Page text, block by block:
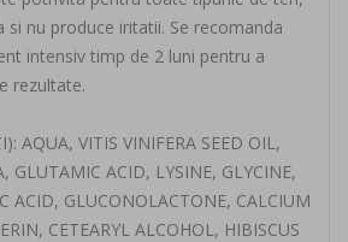
si nu produce iritatii. Se recomanda
intensiv timp de 2 luni pentru a
rezultate.
AQUA, VITIS VINIFERA SEED OIL,
GLUTAMIC ACID, LYSINE, GLYCINE,
ACID, GLUCONOLACTONE, CALCIUM
CETEARYL ALCOHOL, HIBISCUS